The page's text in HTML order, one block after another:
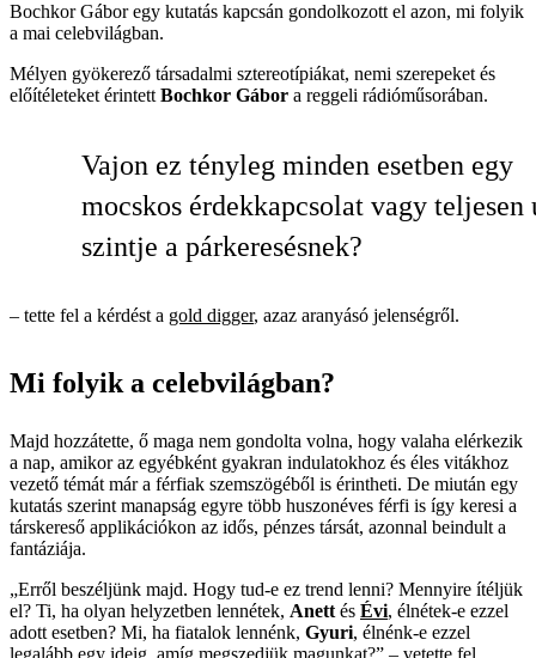
Bochkor Gábor egy kutatás kapcsán gondolkozott el azon, mi folyik
a mai celebvilágban.
Mélyen gyökerező társadalmi sztereotípiákat, nemi szerepeket és
előítéleteket érintett Bochkor Gábor a reggeli rádióműsorában.
Vajon ez tényleg minden esetben egy
mocskos érdekkapcsolat vagy teljesen
szintje a párkeresésnek?
– tette fel a kérdést a gold digger, azaz aranyásó jelenségről.
Mi folyik a celebvilágban?
Majd hozzátette, ő maga nem gondolta volna, hogy valaha elérkezik
a nap, amikor az egyébként gyakran indulatokhoz és éles vitákhoz
vezető témát már a férfiak szemszögéből is érintheti. De miután egy
kutatás szerint manapság egyre több huszonéves férfi is így keresi a
társkereső applikációkon az idős, pénzes társát, azonnal beindult a
fantáziája.
„Erről beszéljünk majd. Hogy tud-e ez trend lenni? Mennyire ítéljük
el? Ti, ha olyan helyzetben lennétek, Anett és Évi, élnétek-e ezzel
adott esetben? Mi, ha fiatalok lennénk, Gyuri, élnénk-e ezzel